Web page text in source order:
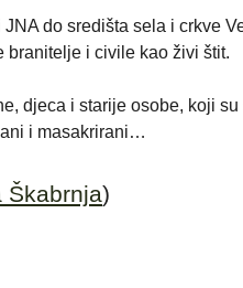
do središta sela i crkve
branitelje i civile kao živi štit.
djeca i starije osobe, koji
i masakrirani…
Škabrnja)